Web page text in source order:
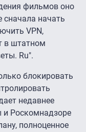
фильмов оно
сначала начать
VPN,
в штатном
Ru".
блокировать
недавнее
Роскомнадзоре
полноценное